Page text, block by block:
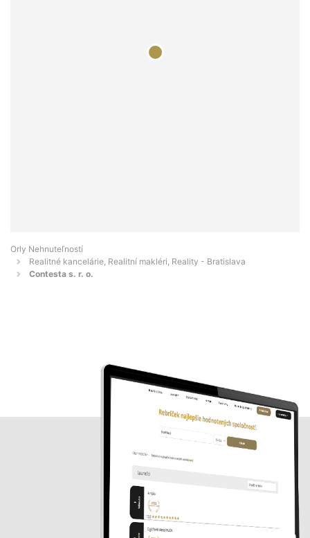
Orly Nehnuteľností
Realitné kancelárie, Realitní makléri, Reality - Bratislava
Contesta s. r. o.